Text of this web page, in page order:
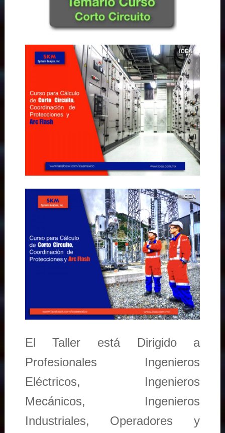
El Taller está Dirigido a
Profesionales Ingenieros
Eléctricos, Ingenieros
Mecánicos, Ingenieros
Industriales, Operadores y